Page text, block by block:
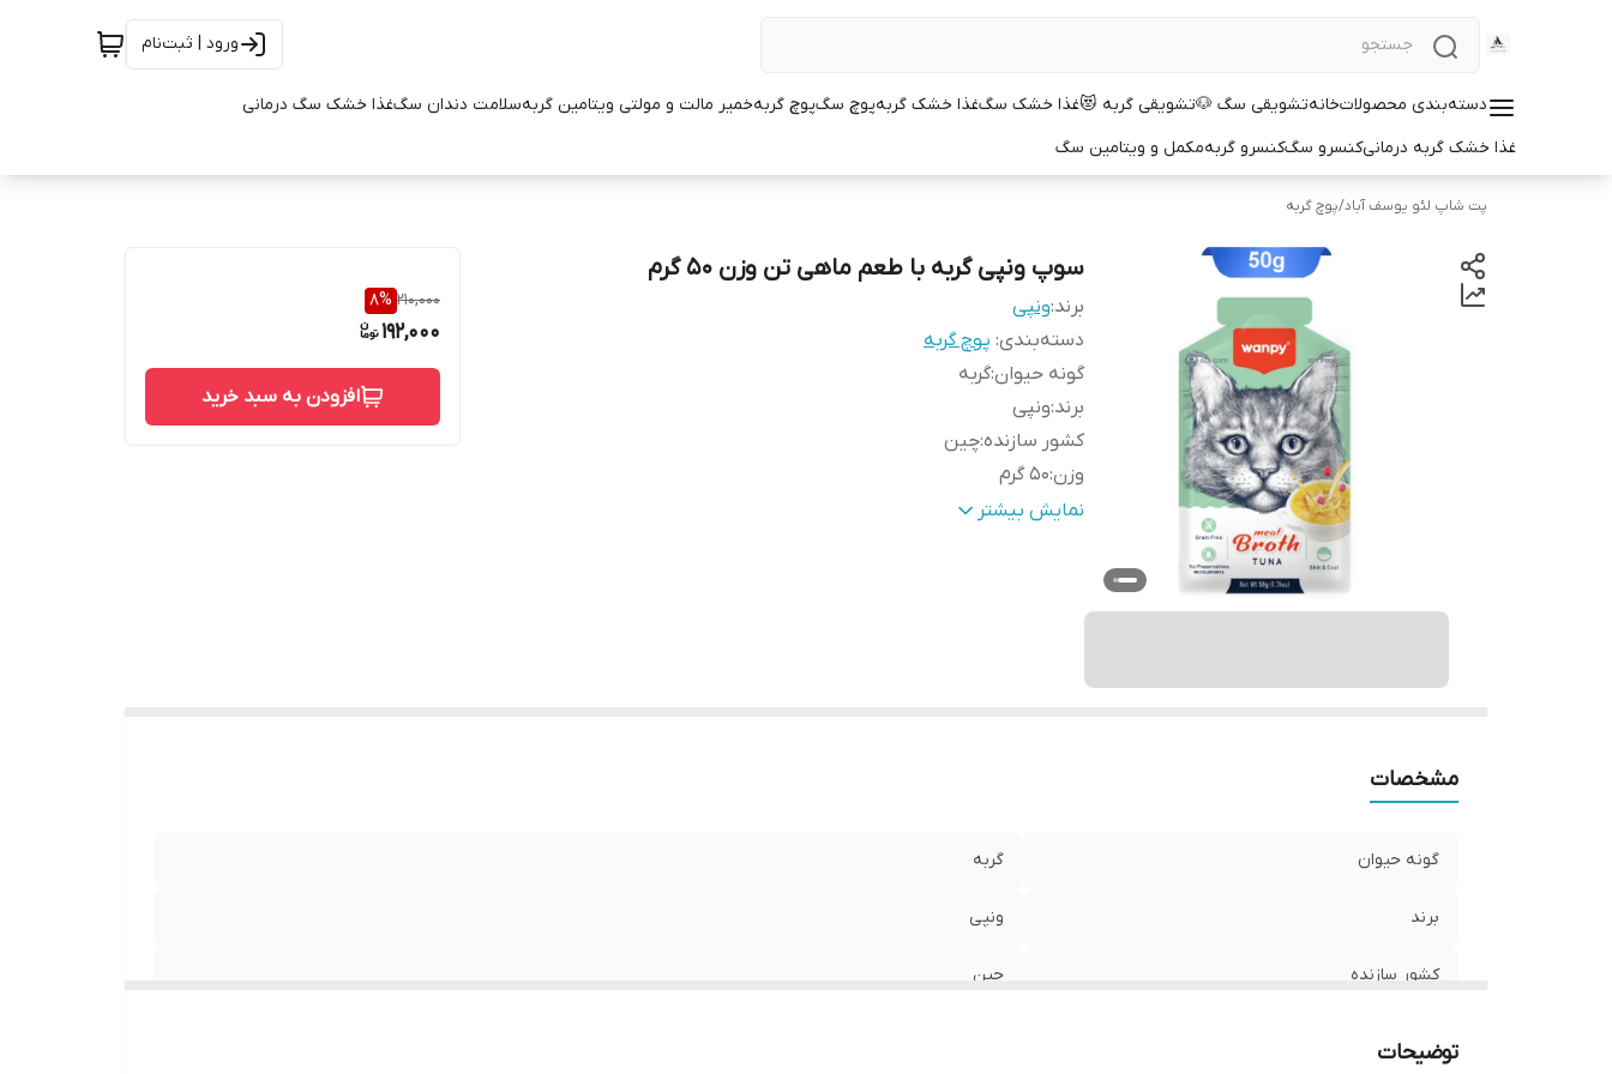
ورود | ثبت‌نام
دسته‌بندی محصولاتخانهتشویقی سگ 🐶تشویقی گربه 😻غذا خشک سگغذا خشک گربهپوچ سگپوچ گربهخمیر مالت و مولتی ویتامین گربهسلامت دندان سگغذا خشک سگ درمانی
غذا خشک گربه درمانیکنسرو سگکنسرو گربهمکمل و ویتامین سگ
پت شاپ لئو یوسف آباد/پوچ گربه
سوپ ونپی گربه با طعم ماهی تن وزن 50 گرم
برند:ونپی
دسته‌بندی: پوچ گربه
گونه حیوان:گربه
برند:ونپی
کشور سازنده:چین
وزن:50 گرم
طعم:ماهی تن
نمایش بیشتر
210,000
8%
192,000
افزودن به سبد خرید
مشخصات
گونه حیوان گربه
برند ونپی
کشور سازنده چین
توضیحات